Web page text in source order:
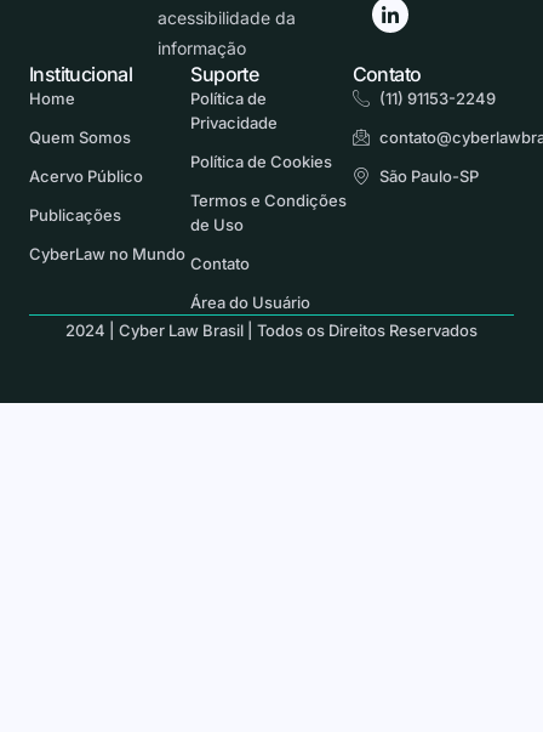
acessibilidade da
informação
Suporte
Política de
Privacidade
Política de Cookies
Termos e Condições
de Uso
Contato
Área do Usuário
Contato
(11) 91153-2249
São Paulo-SP
Institucional
Home
Quem Somos
Acervo Público
Publicações
CyberLaw no Mundo
2024 | Cyber Law Brasil | Todos os Direitos Reservados